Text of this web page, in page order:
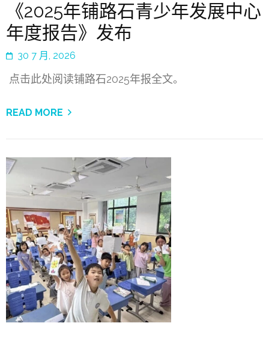
《2025年铺路石青少年发展中心
年度报告》发布
30 7 月, 2026
点击此处阅读铺路石2025年报全文。
READ MORE